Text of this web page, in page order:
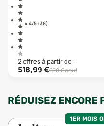
4.4/5 (38)
2offresà partir de :
518,99€650€ neuf
RÉDUISEZ ENCORE
1ER MOIS